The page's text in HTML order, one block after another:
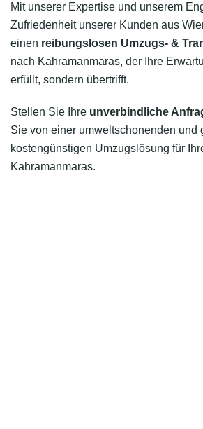
Mit unserer Expertise und unserem
Zufriedenheit unserer Kunden aus
einen reibungslosen Umzugs- &
nach Kahramanmaras, der Ihre
erfüllt, sondern übertrifft.
Stellen Sie Ihre unverbindliche
Sie von einer umweltschonenden und
kostengünstigen Umzugslösung für
Kahramanmaras.